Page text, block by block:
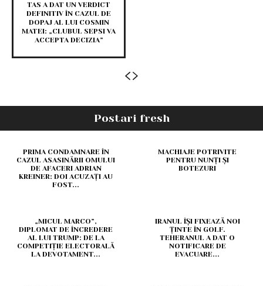
TAS A DAT UN VERDICT
DEFINITIV ÎN CAZUL DE
DOPAJ AL LUI COSMIN
MATEI: „CLUBUL SEPSI VA
ACCEPTA DECIZIA”
Postari fresh
PRIMA CONDAMNARE ÎN
CAZUL ASASINĂRII OMULUI
DE AFACERI ADRIAN
KREINER: DOI ACUZAȚI AU
FOST...
MACHIAJE POTRIVITE
PENTRU NUNȚI ȘI
BOTEZURI
„MICUL MARCO”,
DIPLOMAT DE ÎNCREDERE
AL LUI TRUMP: DE LA
COMPETIȚIE ELECTORALĂ
LA DEVOTAMENT...
IRANUL ÎȘI FIXEAZĂ NOI
ȚINTE ÎN GOLF.
TEHERANUL A DAT O
NOTIFICARE DE
EVACUARE...